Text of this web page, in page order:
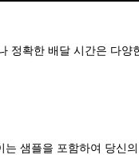
정확한 배달 시간은 다양
샘플을 포함하여 당신